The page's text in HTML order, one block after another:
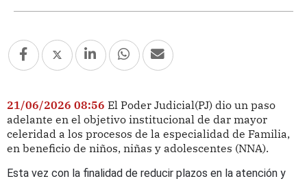
21/06/2026 08:56 El Poder Judicial(PJ) dio un paso
adelante en el objetivo institucional de dar mayor
celeridad a los procesos de la especialidad de Familia,
en beneficio de niños, niñas y adolescentes (NNA).
Esta vez con la finalidad de reducir plazos en la atención y